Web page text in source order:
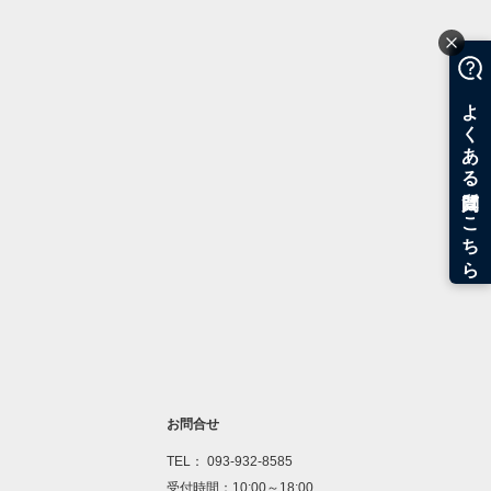
お問合せ
TEL： 093-932-8585
受付時間：10:00～18:00